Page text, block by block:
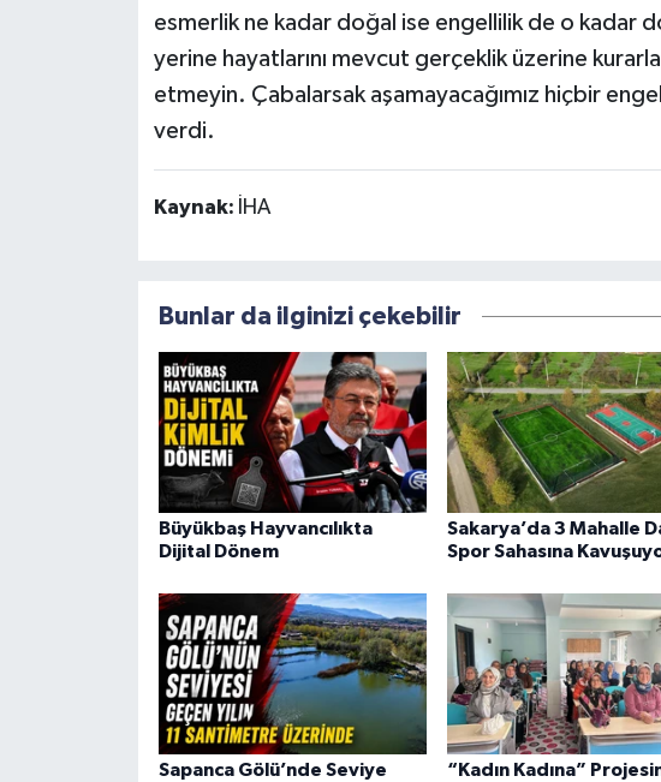
esmerlik ne kadar doğal ise engellilik de o kadar
yerine hayatlarını mevcut gerçeklik üzerine
etmeyin. Çabalarsak aşamayacağımız hiçbir
verdi.
Kaynak: İHA
Bunlar da ilginizi çekebilir
Büyükbaş Hayvancılıkta
Dijital Dönem
Sakarya’da 3 Mahalle
Spor Sahasına
Sapanca Gölü’nde Seviye
“Kadın Kadına”